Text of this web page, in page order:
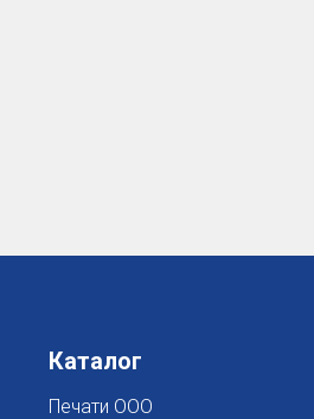
Каталог
Печати ООО